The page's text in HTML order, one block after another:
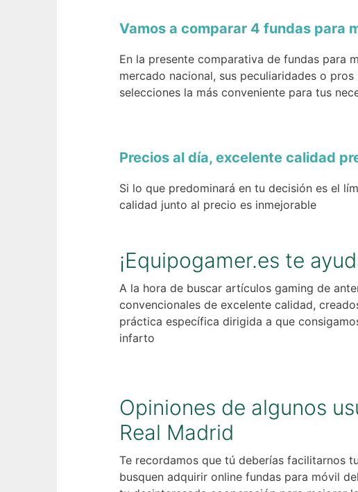
Vamos a comparar 4 fundas para
En la presente comparativa de fundas para
mercado nacional, sus peculiaridades o
selecciones la más conveniente para tus
Precios al día, excelente calidad
Si lo que predominará en tu decisión es el
calidad junto al precio es inmejorable
¡Equipogamer.es te
A la hora de buscar artículos gaming de
convencionales de excelente calidad,
práctica específica dirigida a que
infarto
Opiniones de algunos
Real Madrid
Te recordamos que tú deberías facilitarnos
busquen adquirir online fundas para móvil